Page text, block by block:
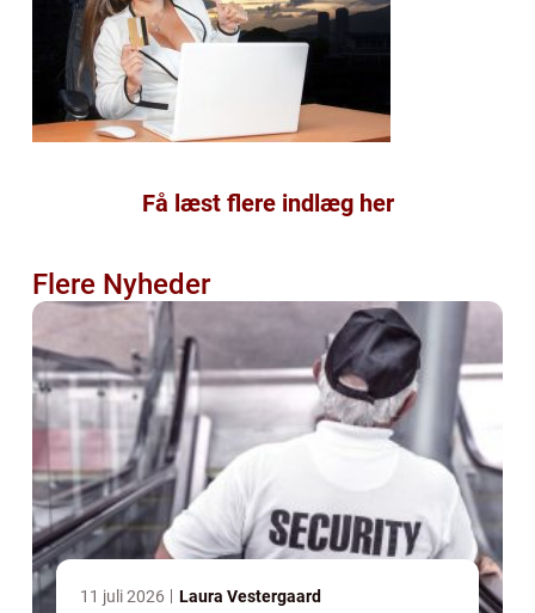
Få læst flere indlæg her
Flere Nyheder
11 juli 2026 Laura Vestergaard